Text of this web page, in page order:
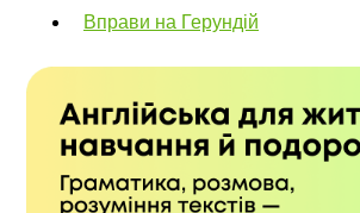
Вправи на Герундій